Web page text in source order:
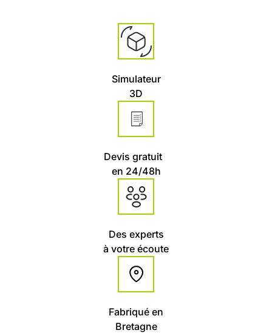
Simulateur
3D
Devis gratuit
en 24/48h
Des experts
à votre écoute
Fabriqué en
Bretagne